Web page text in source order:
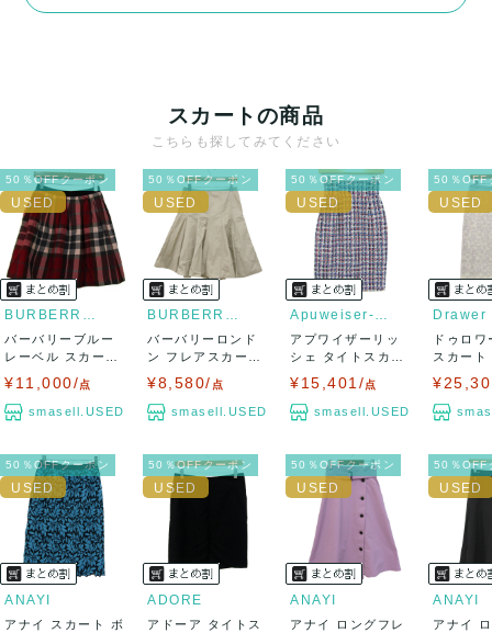
スカートの商品
こちらも探してみてください
50％OFFクーポン
BURBERRY BLUE LABEL
バーバリーブルー
レーベル スカート
¥11,000/点
smasell.USED
50％OFFクーポン
BURBERRY LONDON
バーバリーロンド
ン フレアスカート
¥8,580/ 点
smasell.USED
50％OFFクーポン
Apuweiser-riche
アプワイザーリッ
シェ タイトスカー
¥15,401/点
smasell.USED
50％OFF
Drawer
ドゥロ
スカート
50％OFFクーポン
ANAYI
アナイ スカート ボ
50％OFFクーポン
ADORE
アドーア タイトス
50％OFFクーポン
ANAYI
アナイ ロングフレ
50％OFF
ANAYI
アナイ